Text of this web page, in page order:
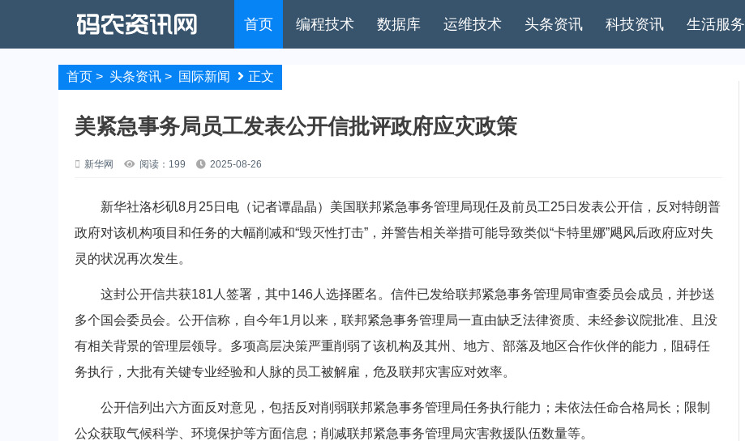
首页 编程技术 数据库 运维技术 头条资讯 科技资讯 生活服务
首页 > 头条资讯 > 国际新闻 正文
美紧急事务局员工发表公开信批评政府应灾政策
新华网 阅读：199 2025-08-26
新华社洛杉矶8月25日电（记者谭晶晶）美国联邦紧急事务管理局现任及前员工25日发表公开信，反对特朗普
政府对该机构项目和任务的大幅削减和“毁灭性打击”，并警告相关举措可能导致类似“卡特里娜”飓风后政府应对失
灵的状况再次发生。
这封公开信共获181人签署，其中146人选择匿名。信件已发给联邦紧急事务管理局审查委员会成员，并抄送
多个国会委员会。公开信称，自今年1月以来，联邦紧急事务管理局一直由缺乏法律资质、未经参议院批准、且没
有相关背景的管理层领导。多项高层决策严重削弱了该机构及其州、地方、部落及地区合作伙伴的能力，阻碍任
务执行，大批有关键专业经验和人脉的员工被解雇，危及联邦灾害应对效率。
公开信列出六方面反对意见，包括反对削弱联邦紧急事务管理局任务执行能力；未依法任命合格局长；限制
公众获取气候科学、环境保护等方面信息；削减联邦紧急事务管理局灾害救援队伍数量等。